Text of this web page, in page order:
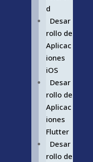
d
Desar
rollo de
Aplicac
iones
iOS
Desar
rollo de
Aplicac
iones
Flutter
Desar
rollo de